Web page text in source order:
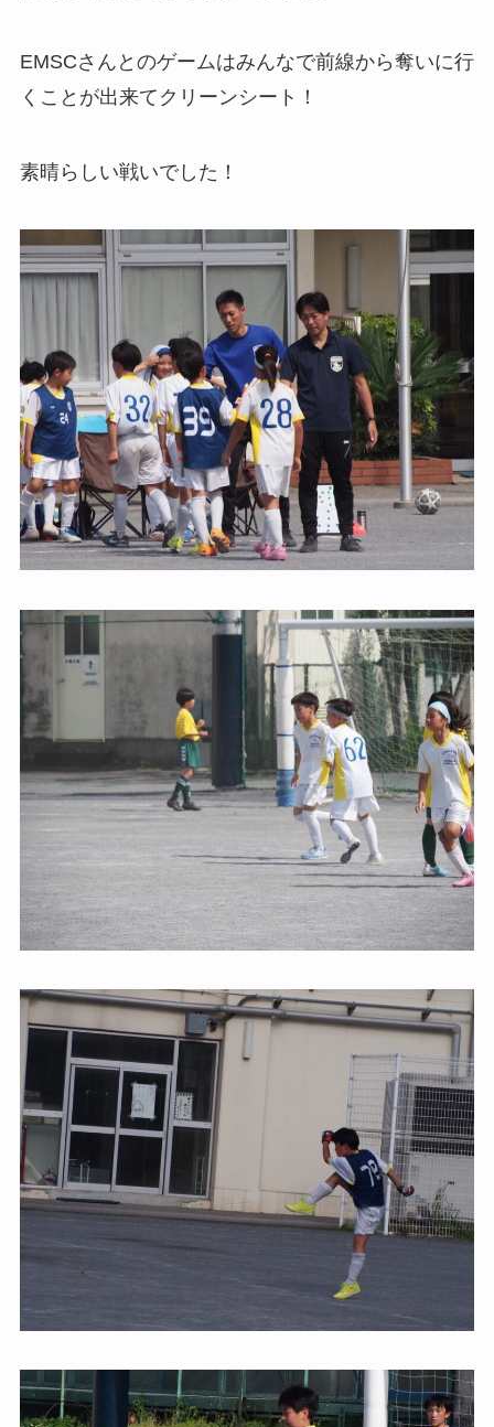
EMSCさんとのゲームはみんなで前線から奪いに行
くことが出来てクリーンシート！
素晴らしい戦いでした！